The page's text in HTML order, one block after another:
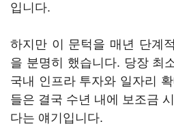
입니다.
하지만 이 문턱을 매년 단계
을 분명히 했습니다. 당장 최
국내 인프라 투자와 일자리
들은 결국 수년 내에 보조금
다는 얘기입니다.